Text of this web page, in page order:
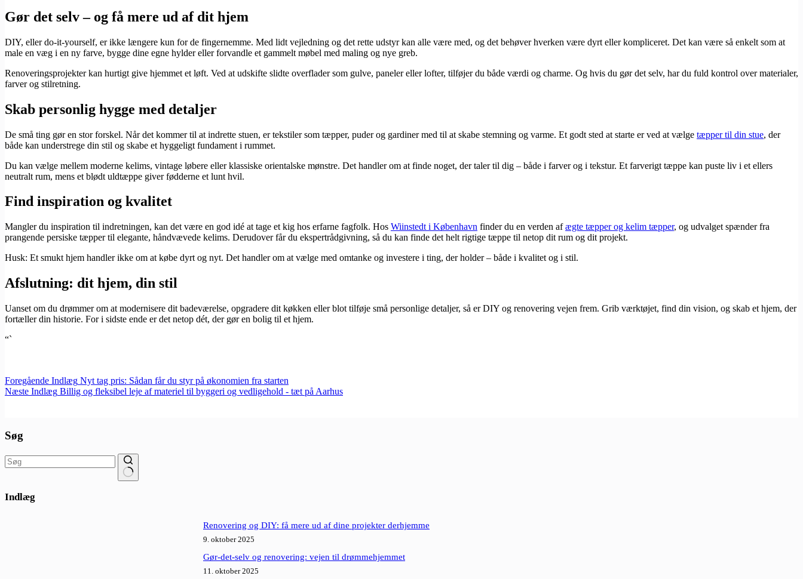
Gør det selv – og få mere ud af dit hjem
DIY, eller do-it-yourself, er ikke længere kun for de fingernemme. Med lidt vejledning og det rette udstyr kan alle være med, og det behøver hverken være dyrt eller kompliceret. Det kan være så enkelt som at
male en væg i en ny farve, bygge dine egne hylder eller forvandle et gammelt møbel med maling og nye greb.
Renoveringsprojekter kan hurtigt give hjemmet et løft. Ved at udskifte slidte overflader som gulve, paneler eller lofter, tilføjer du både værdi og charme. Og hvis du gør det selv, har du fuld kontrol over materialer,
farver og stilretning.
Skab personlig hygge med detaljer
De små ting gør en stor forskel. Når det kommer til at indrette stuen, er tekstiler som tæpper, puder og gardiner med til at skabe stemning og varme. Et godt sted at starte er ved at vælge tæpper til din stue, der
både kan understrege din stil og skabe et hyggeligt fundament i rummet.
Du kan vælge mellem moderne kelims, vintage løbere eller klassiske orientalske mønstre. Det handler om at finde noget, der taler til dig – både i farver og i tekstur. Et farverigt tæppe kan puste liv i et ellers
neutralt rum, mens et blødt uldtæppe giver fødderne et lunt hvil.
Find inspiration og kvalitet
Mangler du inspiration til indretningen, kan det være en god idé at tage et kig hos erfarne fagfolk. Hos Wiinstedt i København finder du en verden afægte tæpper og kelim tæpper, og udvalget spænder fra
prangende persiske tæpper til elegante, håndvævede kelims. Derudover får du ekspertrådgivning, så du kan finde det helt rigtige tæppe til netop dit rum og dit projekt.
Husk: Et smukt hjem handler ikke om at købe dyrt og nyt. Det handler om at vælge med omtanke og investere i ting, der holder – både i kvalitet og i stil.
Afslutning: dit hjem, din stil
Uanset om du drømmer om at modernisere dit badeværelse, opgradere dit køkken eller blot tilføje små personlige detaljer, så er DIY og renovering vejen frem. Grib værktøjet, find din vision, og skab et hjem, der
fortæller din historie. For i sidste ende er det netop dét, der gør en bolig til et hjem.
“`
Foregående Indlæg Nyt tag pris: Sådan får du styr på økonomien fra starten
Næste Indlæg Billig og fleksibel leje af materiel til byggeri og vedligehold - tæt på Aarhus
Søg
resultater
Indlæg
Renovering og DIY: få mere ud af dine projekter derhjemme
9. oktober 2025
Gør-det-selv og renovering: vejen til drømmehjemmet
11. oktober 2025